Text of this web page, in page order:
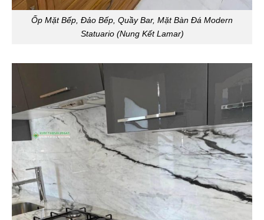
Ốp Mặt Bếp, Đảo Bếp, Quầy Bar, Mặt Bàn Đá Modern
Statuario (Nung Kết Lamar)